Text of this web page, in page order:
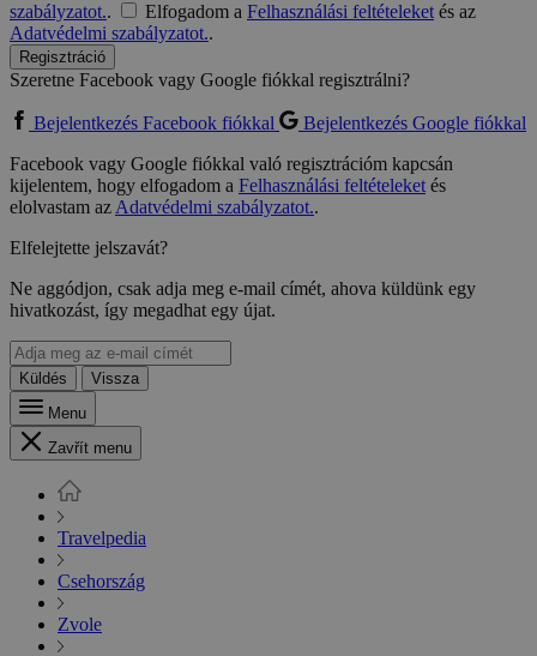
szabályzatot.. Elfogadom a Felhasználási feltételeketés az
Adatvédelmi szabályzatot..
Regisztráció
Szeretne Facebook vagy Google fiókkal regisztrálni?
Bejelentkezés Facebook fiókkal
Bejelentkezés Google fiókkal
Facebook vagy Google fiókkal való regisztrációm kapcsán
kijelentem, hogy elfogadom a Felhasználási feltételeketés
elolvastam azAdatvédelmi szabályzatot..
Elfelejtette jelszavát?
Ne aggódjon, csak adja meg e-mail címét, ahova küldünk egy
hivatkozást, így megadhat egy újat.
Küldés
Vissza
Menu
Zavřít menu
Travelpedia
Csehország
Zvole